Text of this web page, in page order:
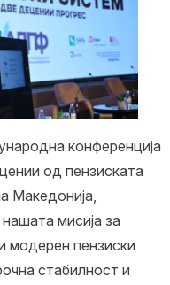
конференција
од пензиската
Македонија,
мисија за
модерен пензиски
стабилност и